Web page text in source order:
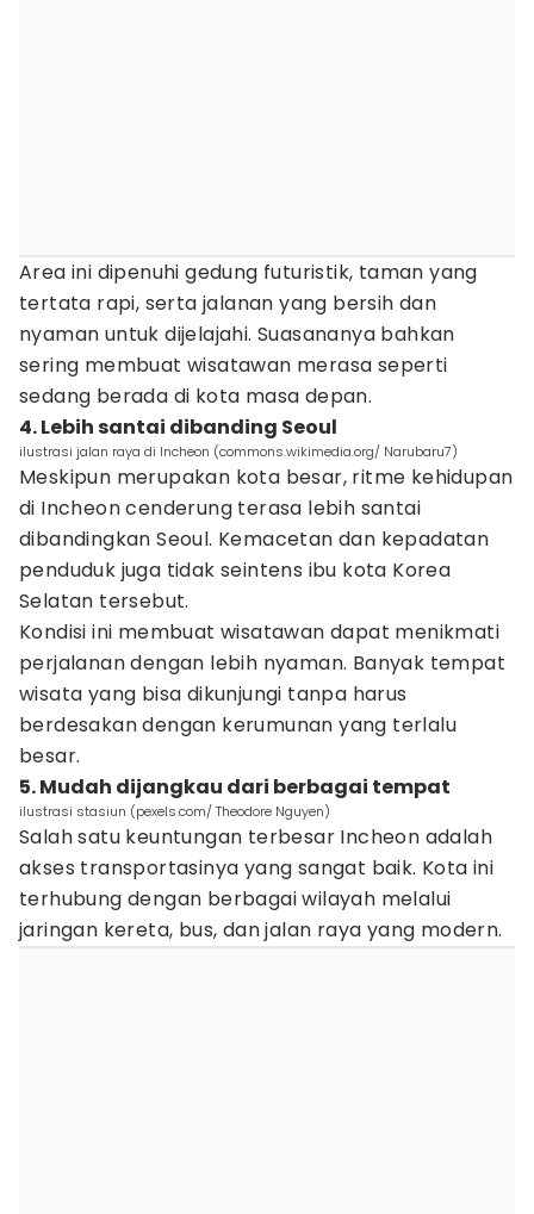
Area ini dipenuhi gedung futuristik, taman yang
tertata rapi, serta jalanan yang bersih dan
nyaman untuk dijelajahi. Suasananya bahkan
sering membuat wisatawan merasa seperti
sedang berada di kota masa depan.
4. Lebih santai dibanding Seoul
ilustrasi jalan raya di Incheon (commons.wikimedia.org/ Narubaru7)
Meskipun merupakan kota besar, ritme kehidupan
di Incheon cenderung terasa lebih santai
dibandingkan Seoul. Kemacetan dan kepadatan
penduduk juga tidak seintens ibu kota Korea
Selatan tersebut.
Kondisi ini membuat wisatawan dapat menikmati
perjalanan dengan lebih nyaman. Banyak tempat
wisata yang bisa dikunjungi tanpa harus
berdesakan dengan kerumunan yang terlalu
besar.
5. Mudah dijangkau dari berbagai tempat
ilustrasi stasiun (pexels.com/ Theodore Nguyen)
Salah satu keuntungan terbesar Incheon adalah
akses transportasinya yang sangat baik. Kota ini
terhubung dengan berbagai wilayah melalui
jaringan kereta, bus, dan jalan raya yang modern.